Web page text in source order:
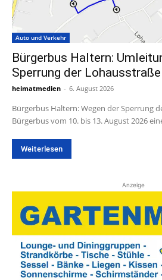
Auto und Verkehr
Bürgerbus Haltern:
Sperrung der Lohausstraße
heimatmedien - 6. August 2026
Bürgerbus Haltern: Wegen der Sperrung
Bürgerbus vom 10. bis 13. August 2026
Weiterlesen
Anzeige